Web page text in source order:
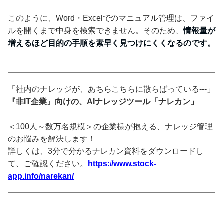
このように、Word・Excelでのマニュアル管理は、ファイ
ルを開くまで中身を検索できません。そのため、情報量が
増えるほど目的の手順を素早く見つけにくくなるのです。
「社内のナレッジが、あちらこちらに散らばっている---」
『非IT企業』向けの、AIナレッジツール「ナレカン」
＜100人～数万名規模＞の企業様が抱える、ナレッジ管理
のお悩みを解決します！
詳しくは、3分で分かるナレカン資料をダウンロードし
て、ご確認ください。
https://www.stock-
app.info/narekan/